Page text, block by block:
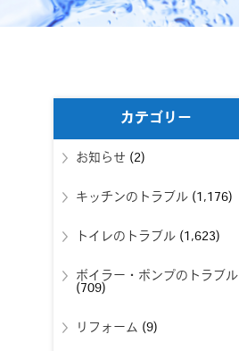
カテゴリー
お知らせ (2)
キッチンのトラブル(1,176)
トイレのトラブル(1,623)
ボイラー・ポンプのトラブル
(709)
リフォーム (9)